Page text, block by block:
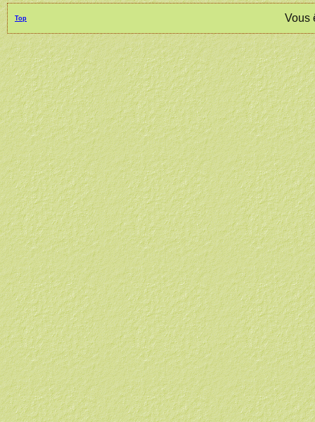
Top Vous